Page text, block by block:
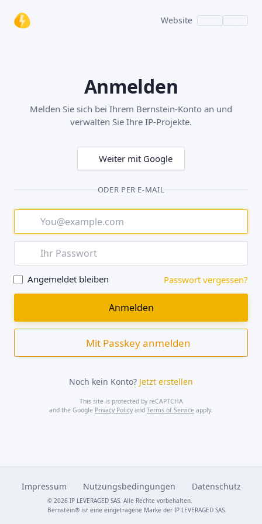
Website
Anmelden
Melden Sie sich bei Ihrem Bernstein-Konto an und
verwalten Sie Ihre IP-Projekte.
Weiter mit Google
ODER PER E-MAIL
Angemeldet bleiben Passwort vergessen?
Mit Passkey anmelden
Noch kein Konto? Jetzt erstellen
This site is protected by reCAPTCHA
and the Google Privacy Policy and Terms of Service apply.
© 2026 IP LEVERAGED SAS. Alle Rechte vorbehalten.
Bernstein® ist eine eingetragene Marke der IP LEVERAGED SAS.
Impressum Nutzungsbedingungen Datenschutz